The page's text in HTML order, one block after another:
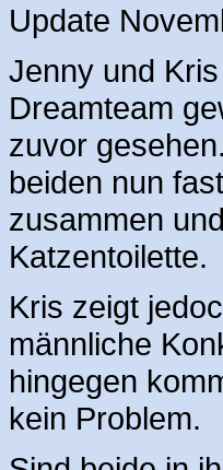
Update
Jenny und
Dreamteam
zuvor
beiden nun
zusammen
Katzentoilette.
Kris zeigt
männliche
hingegen
kein Problem.